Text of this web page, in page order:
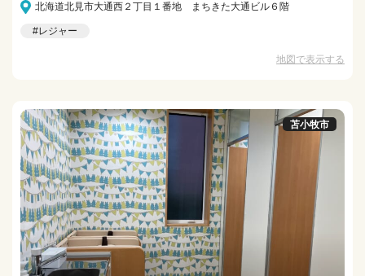
北海道北見市大通西２丁目１番地 まちきた大通ビル６階
#レジャー
地図で表示する
苫小牧市